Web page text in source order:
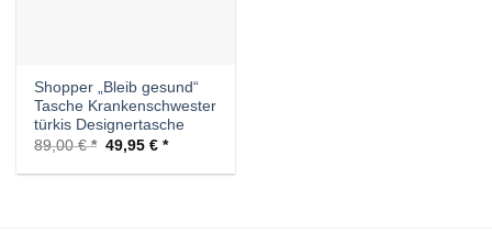
Shopper „Bleib gesund“
Tasche Krankenschwester
türkis Designertasche
89,00€
Ursprünglicher
Preis
war:
49,95€ Aktueller
ist: